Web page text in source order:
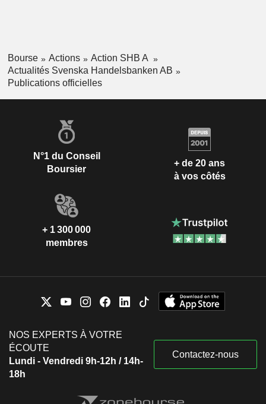
Bourse Actions
Action SHB A
Actualités Svenska Handelsbanken AB
Publications officielles
N°1 du Conseil
Boursier
+ de 20 ans
à vos côtés
+ 1 300 000
membres
NOS EXPERTS À VOTRE
ÉCOUTE
Lundi - Vendredi 9h-12h / 14h-
18h
Contactez-nous